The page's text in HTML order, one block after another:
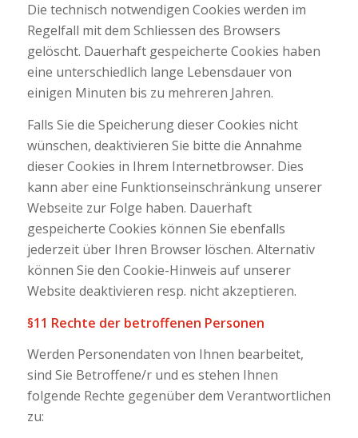
Die technisch notwendigen Cookies werden im
Regelfall mit dem Schliessen des Browsers
gelöscht. Dauerhaft gespeicherte Cookies haben
eine unterschiedlich lange Lebensdauer von
einigen Minuten bis zu mehreren Jahren.
Falls Sie die Speicherung dieser Cookies nicht
wünschen, deaktivieren Sie bitte die Annahme
dieser Cookies in Ihrem Internetbrowser. Dies
kann aber eine Funktionseinschränkung unserer
Webseite zur Folge haben. Dauerhaft
gespeicherte Cookies können Sie ebenfalls
jederzeit über Ihren Browser löschen. Alternativ
können Sie den Cookie-Hinweis auf unserer
Website deaktivieren resp. nicht akzeptieren.
§11 Rechte der betroffenen Personen
Werden Personendaten von Ihnen bearbeitet,
sind Sie Betroffene/r und es stehen Ihnen
folgende Rechte gegenüber dem Verantwortlichen
zu: